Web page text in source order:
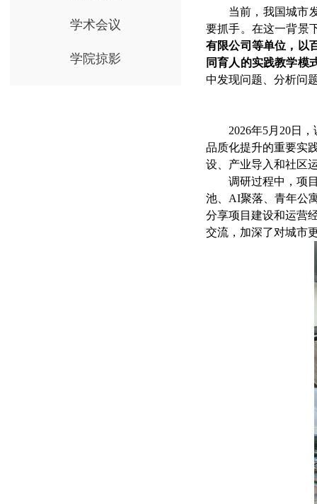
学术会议
学院掠影
当前，我国城市
要抓手。在这一背景
有限公司等单位，以
同育人的实践教学模
中发现问题、分析问
2026年5月20日
品质化提升的重要实
设、产业导入和社区
调研过程中，项
池、AI聚落、青年公
分享项目建设和运营
交流，加深了对城市